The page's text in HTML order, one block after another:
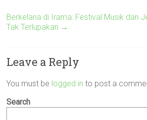
Berkelana di Irama: Festival Musik dan
Tak Terlupakan →
Leave a Reply
You must be logged in to post a
Search